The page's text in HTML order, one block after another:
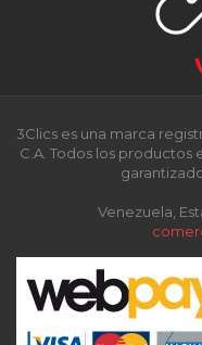
3Clics es una marca
C.A. Todos los productos
Venezuela,